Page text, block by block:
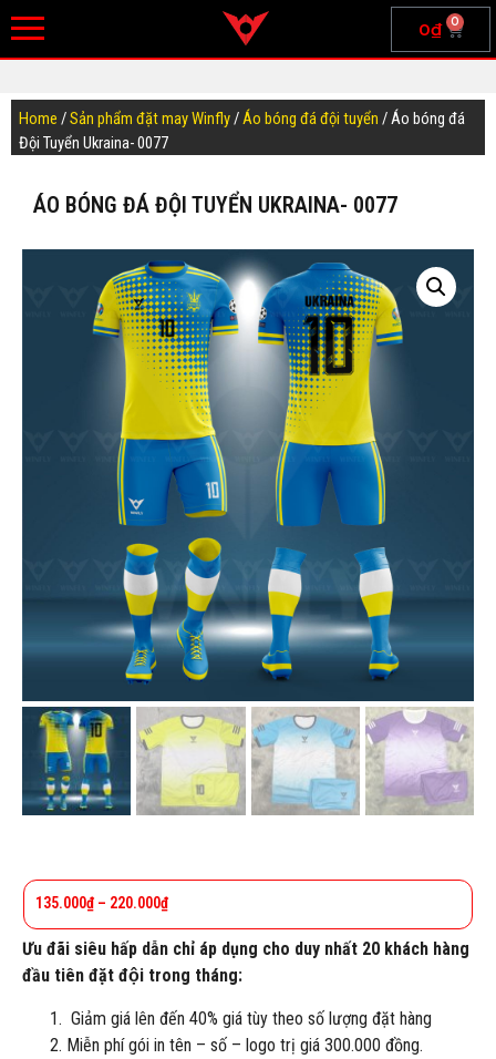
0₫ 0
Home /Sản phẩm đặt may Winfly/Áo bóng đá đội tuyển / Áo bóng đá
Đội Tuyển Ukraina- 0077
ÁO BÓNG ĐÁ ĐỘI TUYỂN UKRAINA- 0077
135.000₫ – 220.000₫
Ưu đãi siêu hấp dẫn chỉ áp dụng cho duy nhất 20 khách hàng
đầu tiên đặt đội trong tháng:
Giảm giá lên đến 40% giá tùy theo số lượng đặt hàng
Miễn phí gói in tên – số – logo trị giá 300.000 đồng.